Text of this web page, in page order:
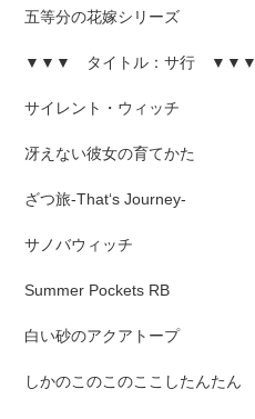
五等分の花嫁シリーズ
▼▼▼ タイトル：サ行 ▼▼▼
サイレント・ウィッチ
冴えない彼女の育てかた
ざつ旅-That‘s Journey-
サノバウィッチ
Summer Pockets RB
白い砂のアクアトープ
しかのこのこのここしたんたん